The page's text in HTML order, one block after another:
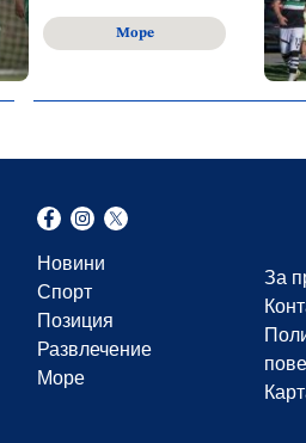
Море
Новини
Спорт
Позиция
Развлечение
Море
За